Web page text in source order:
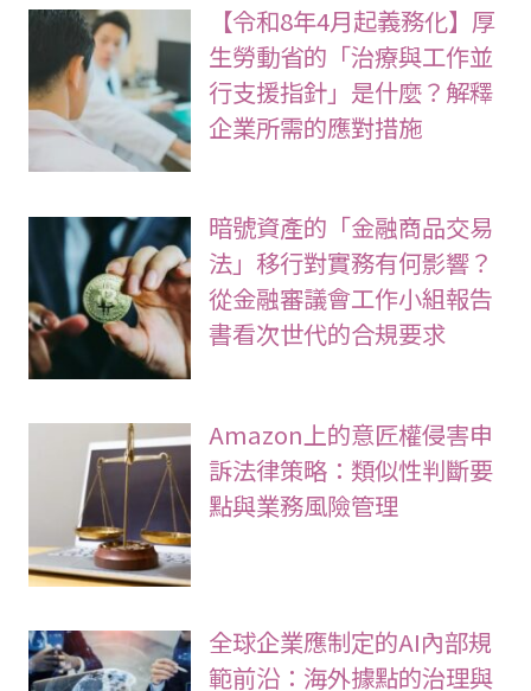
【令和8年4月起義務化】厚
生勞動省的「治療與工作並
行支援指針」是什麼？解釋
企業所需的應對措施
暗號資產的「金融商品交易
法」移行對實務有何影響？
從金融審議會工作小組報告
書看次世代的合規要求
Amazon上的意匠權侵害申
訴法律策略：類似性判斷要
點與業務風險管理
全球企業應制定的AI內部規
範前沿：海外據點的治理與